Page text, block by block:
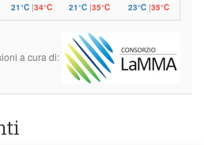
21°C|34°C 21°C|35°C 23°C |35°C
a cura di: